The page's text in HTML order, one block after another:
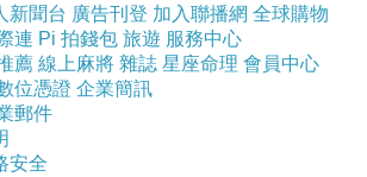
進的技術和產品。
代表和Pitchmastic PmB的代表
APAC，雙方交換合約
會責任的企業，DAISIN大信集團
推動可持續且環保友好的建築產
新聞台 廣告刊登 加入聯播網 全球購物
連 Pi 拍錢包 旅遊 服務中心
薦 線上麻將 雜誌 星座命理 會員中心
位憑證 企業簡訊
郵件
安全